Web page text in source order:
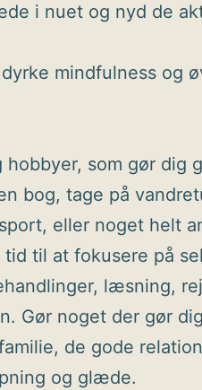
i nuet og nyd de
mindfulness og
som gør dig
bog, tage på
eller noget helt
til at fokusere på
læsning,
Gør noget der gør
de gode
og glæde.